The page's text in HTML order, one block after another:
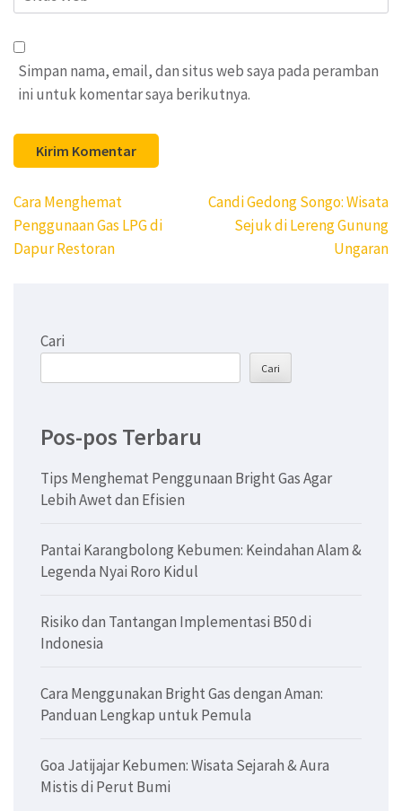
Web
Simpan nama, email, dan situs web saya pada peramban
ini untuk komentar saya berikutnya.
Navigasi
pos
Cara Menghemat
Penggunaan Gas LPG di
Dapur Restoran
Candi Gedong Songo: Wisata
Sejuk di Lereng Gunung
Ungaran
Cari
Cari
Pos-pos Terbaru
Tips Menghemat Penggunaan Bright Gas Agar
Lebih Awet dan Efisien
Pantai Karangbolong Kebumen: Keindahan Alam &
Legenda Nyai Roro Kidul
Risiko dan Tantangan Implementasi B50 di
Indonesia
Cara Menggunakan Bright Gas dengan Aman:
Panduan Lengkap untuk Pemula
Goa Jatijajar Kebumen: Wisata Sejarah & Aura
Mistis di Perut Bumi